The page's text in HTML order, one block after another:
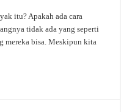
itu? Apakah ada cara
tidak ada yang seperti
mereka bisa. Meskipun kita